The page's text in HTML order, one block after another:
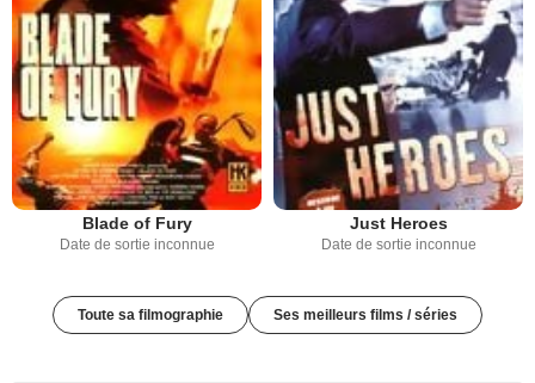
Blade of Fury
Date de sortie inconnue
Just Heroes
Date de sortie inconnue
Toute sa filmographie Ses meilleurs films / séries